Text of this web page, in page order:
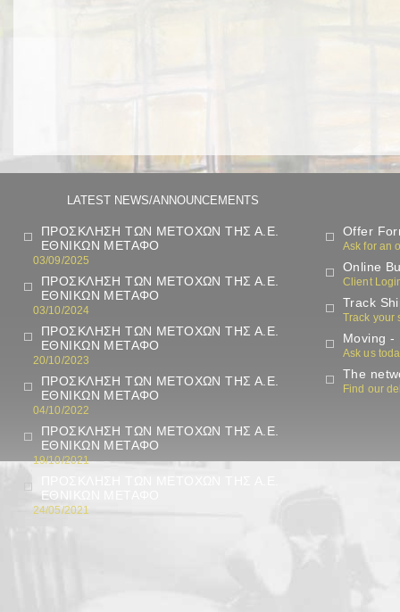
LATEST NEWS/ANNOUNCEMENTS
ΠΡΟΣΚΛΗΣΗ ΤΩΝ ΜΕΤΟΧΩΝ ΤΗΣ Α.Ε.
ΕΘΝΙΚΩΝ ΜΕΤΑΦΟ
03/09/2025
ΠΡΟΣΚΛΗΣΗ ΤΩΝ ΜΕΤΟΧΩΝ ΤΗΣ Α.Ε.
ΕΘΝΙΚΩΝ ΜΕΤΑΦΟ
03/10/2024
ΠΡΟΣΚΛΗΣΗ ΤΩΝ ΜΕΤΟΧΩΝ ΤΗΣ Α.Ε.
ΕΘΝΙΚΩΝ ΜΕΤΑΦΟ
20/10/2023
ΠΡΟΣΚΛΗΣΗ ΤΩΝ ΜΕΤΟΧΩΝ ΤΗΣ Α.Ε.
ΕΘΝΙΚΩΝ ΜΕΤΑΦΟ
04/10/2022
ΠΡΟΣΚΛΗΣΗ ΤΩΝ ΜΕΤΟΧΩΝ ΤΗΣ Α.Ε.
ΕΘΝΙΚΩΝ ΜΕΤΑΦΟ
19/10/2021
ΕΘΝΙΚΩΝ ΜΕΤΑΦΟ
24/05/2021
Offer
Ask for an
Online
Client
Track
Track your
Moving -
Ask us
The
Find our